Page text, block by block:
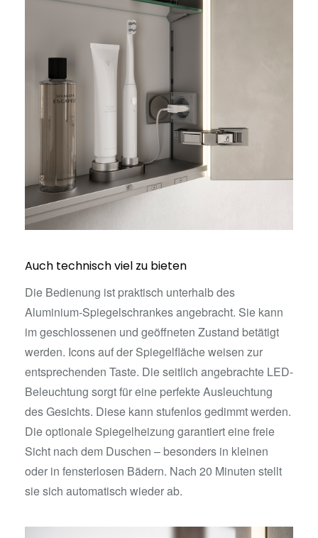
Auch technisch viel zu bieten
Die Bedienung ist praktisch unterhalb des
Aluminium-Spiegelschrankes angebracht. Sie kann
im geschlossenen und geöffneten Zustand betätigt
werden. Icons auf der Spiegelfläche weisen zur
entsprechenden Taste. Die seitlich angebrachte LED-
Beleuchtung sorgt für eine perfekte Ausleuchtung
des Gesichts. Diese kann stufenlos gedimmt werden.
Die optionale Spiegelheizung garantiert eine freie
Sicht nach dem Duschen – besonders in kleinen
oder in fensterlosen Bädern. Nach 20 Minuten stellt
sie sich automatisch wieder ab.